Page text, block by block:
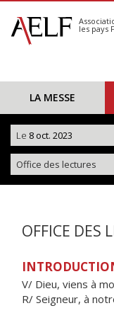
S'abonner
Calendrier
les pays
LA MESSE
Le 8 oct. 2023
Office des lectures
OFFICE DES
V/ Dieu, viens à
R/ Seigneur, à